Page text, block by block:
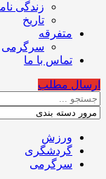
زندگی
تاریخ
متفرقه
سرگرمی
تماس با ما
ارسال مطلب
ورزش
گردشگری
سرگرمی